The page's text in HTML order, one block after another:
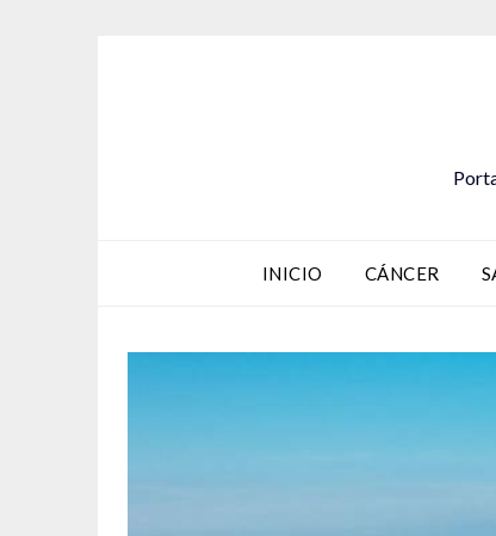
INICIO CÁNCER